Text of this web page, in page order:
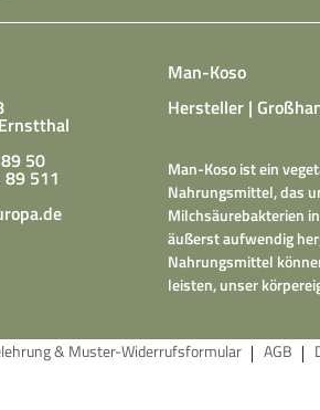
50
89 511
Man-Koso
Hersteller |
Man-Koso ist ein
Nahrungsmittel, das
Milchsäurebakterien
äußerst aufwendig
Nahrungsmittel
leisten, unser
& Muster-Widerrufsformular AGB